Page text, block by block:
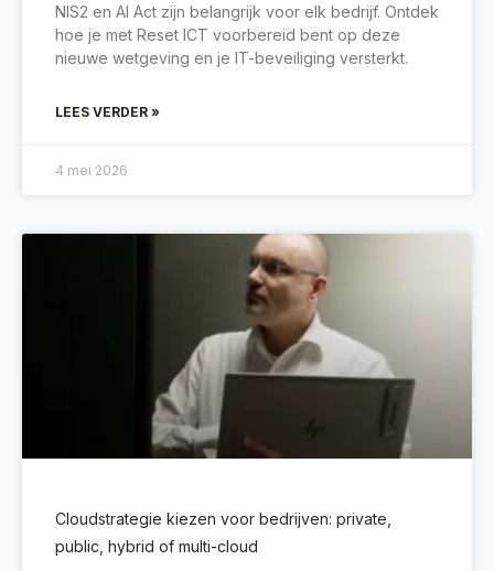
NIS2 en AI Act zijn belangrijk voor elk bedrijf. Ontdek
hoe je met Reset ICT voorbereid bent op deze
nieuwe wetgeving en je IT-beveiliging versterkt.
LEES VERDER »
4 mei 2026
Cloudstrategie kiezen voor bedrijven: private,
public, hybrid of multi-cloud